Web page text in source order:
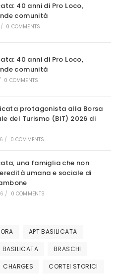
40 anni di Pro Loco,
comunità
/ 0 COMMENTS
40 anni di Pro Loco,
comunità
0 COMMENTS
protagonista alla Borsa
del Turismo (BIT) 2026 di
/ 0 COMMENTS
una famiglia che non
umana e sociale di
/ 0 COMMENTS
APT BASILICATA
BASILICATA BRASCHI
CHARGES CORTEI STORICI